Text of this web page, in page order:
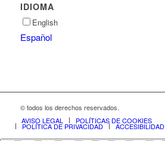
IDIOMA
English
Español
© todos los derechos reservados.
AVISO LEGAL
POLÍTICAS DE COOKIES
POLÍTICA DE PRIVACIDAD ACCESIBILIDAD